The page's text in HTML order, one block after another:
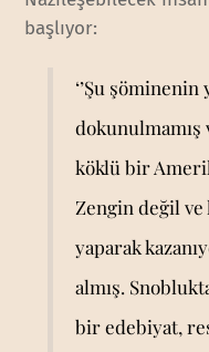
başlıyor:
‘’Şu şöminenin
köklü bir
Zengin değil ve
yaparak
almış.
bir edebiyat,